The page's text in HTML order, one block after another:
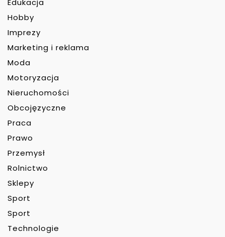
Edukacja
Hobby
Imprezy
Marketing i reklama
Moda
Motoryzacja
Nieruchomości
Obcojęzyczne
Praca
Prawo
Przemysł
Rolnictwo
Sklepy
Sport
Sport
Technologie